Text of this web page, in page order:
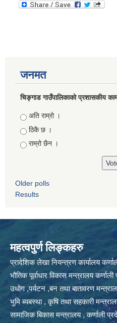
जनमत
चिङ्गाड गाउँपालिकाको प्रशासकीय
Choices
अति राम्रो ।
ठिकै छ ।
राम्रो छैन ।
Older polls
Results
महत्वपुर्ण लिङ्कहरु
प्रादेशिक लेखा नियन्त्रण कार्यालय
भौतिक पूर्वाधार विकास मन्त्रालय
उधोग ,पर्यटन ,बन तथा बातावरण
भुमि ब्यबस्था , कृषि तथा सहकारी
सामाजिक बिकास मन्त्रालय , कर्णाली